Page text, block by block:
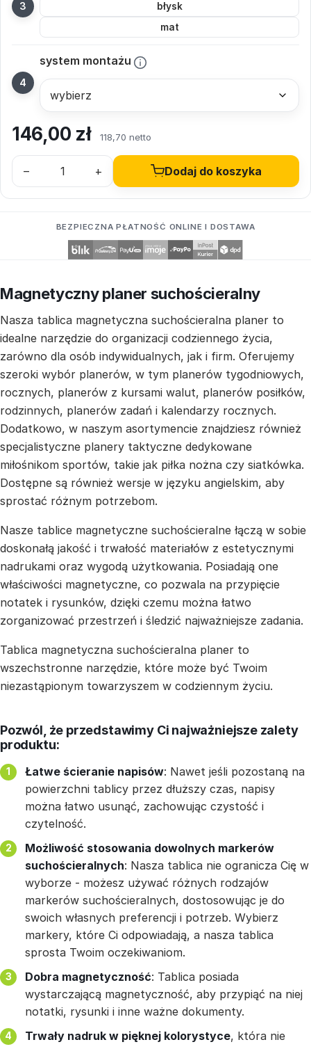
błysk
mat
system montażu
146,00 zł 118,70 netto
– + Dodaj do koszyka
BEZPIECZNA PŁATNOŚĆ ONLINE I DOSTAWA
Magnetyczny planer suchościeralny
Nasza tablica magnetyczna suchościeralna planer to
idealne narzędzie do organizacji codziennego życia,
zarówno dla osób indywidualnych, jak i firm. Oferujemy
szeroki wybór planerów, w tym planerów tygodniowych,
rocznych, planerów z kursami walut, planerów posiłków,
rodzinnych, planerów zadań i kalendarzy rocznych.
Dodatkowo, w naszym asortymencie znajdziesz również
specjalistyczne planery taktyczne dedykowane
miłośnikom sportów, takie jak piłka nożna czy siatkówka.
Dostępne są również wersje w języku angielskim, aby
sprostać różnym potrzebom.
Nasze tablice magnetyczne suchościeralne łączą w sobie
doskonałą jakość i trwałość materiałów z estetycznymi
nadrukami oraz wygodą użytkowania. Posiadają one
właściwości magnetyczne, co pozwala na przypięcie
notatek i rysunków, dzięki czemu można łatwo
zorganizować przestrzeń i śledzić najważniejsze zadania.
Tablica magnetyczna suchościeralna planer to
wszechstronne narzędzie, które może być Twoim
niezastąpionym towarzyszem w codziennym życiu.
Pozwól, że przedstawimy Ci najważniejsze zalety
produktu:
Łatwe ścieranie napisów: Nawet jeśli pozostaną na
powierzchni tablicy przez dłuższy czas, napisy
można łatwo usunąć, zachowując czystość i
czytelność.
Możliwość stosowania dowolnych markerów
suchościeralnych: Nasza tablica nie ogranicza Cię w
wyborze - możesz używać różnych rodzajów
markerów suchościeralnych, dostosowując je do
swoich własnych preferencji i potrzeb. Wybierz
markery, które Ci odpowiadają, a nasza tablica
sprosta Twoim oczekiwaniom.
Dobra magnetyczność: Tablica posiada
wystarczającą magnetyczność, aby przypiąć na niej
notatki, rysunki i inne ważne dokumenty.
Trwały nadruk w pięknej kolorystyce, która nie